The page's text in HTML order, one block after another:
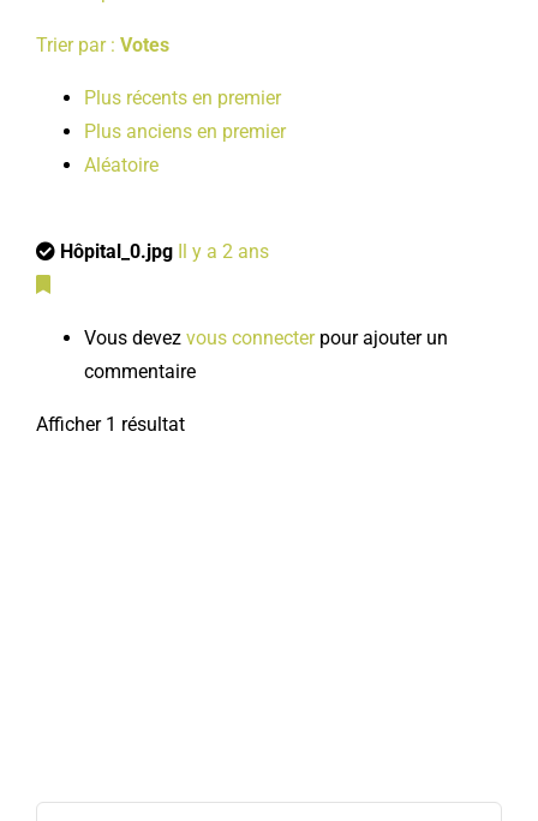
Trier par : Votes
Plus récents en premier
Plus anciens en premier
Aléatoire
Hôpital_0.jpg Il y a 2 ans
Vous devez vous connecterpour ajouter un
commentaire
Afficher 1 résultat